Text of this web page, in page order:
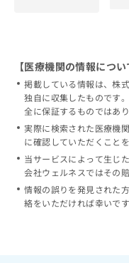
【医療機関の情報につい
掲載している情報は、株
独自に収集したものです
全に保証するものではあり
実際に検索された医療機
に確認していただくこと
当サービスによって生じ
会社ウェルネスではその
情報の誤りを発見された
絡をいただければ幸いです